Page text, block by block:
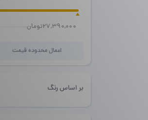
27,390,000تومان
اعمال محدوده قیمت
بر اساس رنگ